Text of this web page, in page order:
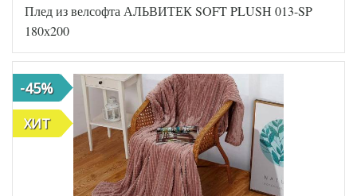
Артикул
AL200092
покрывала
Ткань
Велсофт
Производитель АльВиТек
(Россия)
Плед из велсофта АЛЬВИТЕК SOFT PLUSH 013-SP
180х200
-45%
ХИТ